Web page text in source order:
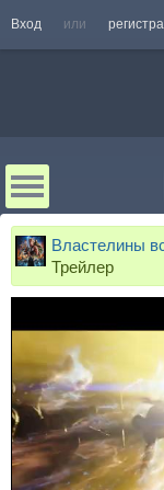
Вход или
Властелины
Трейлер